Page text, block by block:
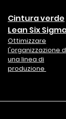
Cintura verde
Lean Six
Ottimizzare
l'organizzazione
una linea di
produzione
è in continua
di
campo
squadre sul
del nuovo
soluzione SPC.